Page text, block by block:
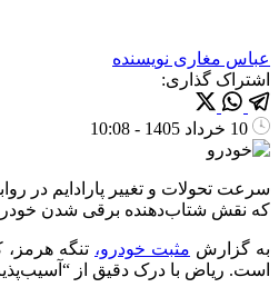
عباس مغاری نویسنده
اشتراک گذاری:
سرعت تحولات و تغییر پارادایم در
که نقش شتاب‌دهنده برقی شدن
به گزارش مثبت خودرو، تنگه
است. ریاض با درک دقیق از